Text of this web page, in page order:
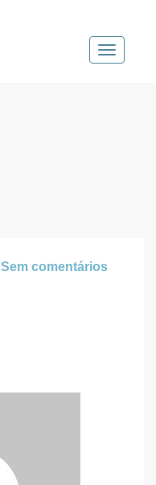
Toggle
Sem comentários